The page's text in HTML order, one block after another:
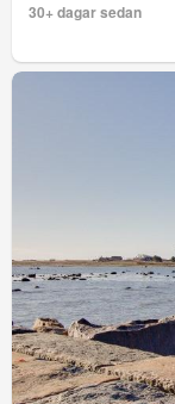
30+ dagar sedan